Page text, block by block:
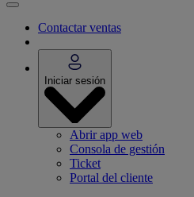
Contactar ventas
Iniciar sesión
Abrir app web
Consola de gestión
Ticket
Portal del cliente